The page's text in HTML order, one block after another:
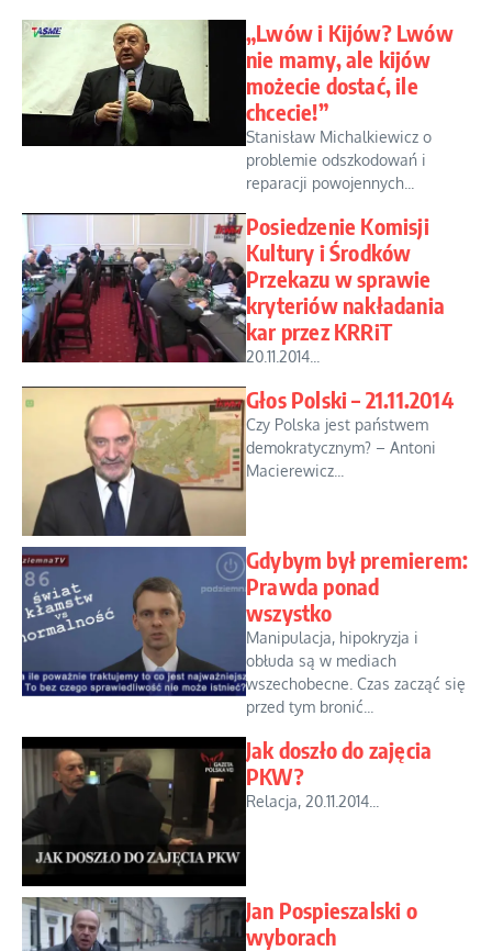
„Lwów i Kijów? Lwów
nie mamy, ale kijów
możecie dostać, ile
chcecie!”
Stanisław Michalkiewicz o
problemie odszkodowań i
reparacji powojennych...
Posiedzenie Komisji
Kultury i Środków
Przekazu w sprawie
kryteriów nakładania
kar przez KRRiT
20.11.2014...
Głos Polski – 21.11.2014
Czy Polska jest państwem
demokratycznym? – Antoni
Macierewicz...
Gdybym był premierem:
Prawda ponad
wszystko
Manipulacja, hipokryzja i
obłuda są w mediach
wszechobecne. Czas zacząć się
przed tym bronić...
Jak doszło do zajęcia
PKW?
Relacja, 20.11.2014...
Jan Pospieszalski o
wyborach